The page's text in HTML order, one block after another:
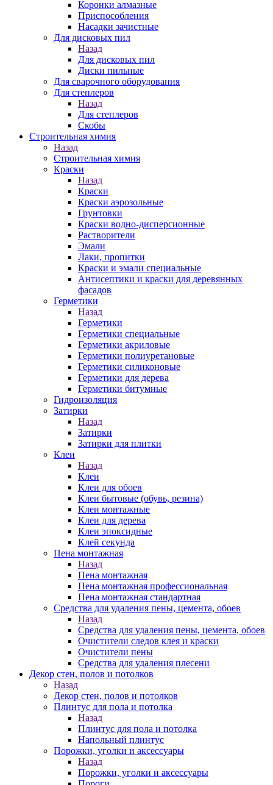
Коронки алмазные
Приспособления
Насадки зачистные
Для дисковых пил
Назад
Для дисковых пил
Диски пильные
Для сварочного оборудования
Для степлеров
Назад
Для степлеров
Скобы
Строительная химия
Назад
Строительная химия
Краски
Назад
Краски
Краски аэрозольные
Грунтовки
Краски водно-дисперсионные
Растворители
Эмали
Лаки, пропитки
Краски и эмали специальные
Антисептики и краски для деревянных
фасадов
Герметики
Назад
Герметики
Герметики специальные
Герметики акриловые
Герметики полиуретановые
Герметики силиконовые
Герметики для дерева
Герметики битумные
Гидроизоляция
Затирки
Назад
Затирки
Затирки для плитки
Клеи
Назад
Клеи
Клеи для обоев
Клеи бытовые (обувь, резина)
Клеи монтажные
Клеи для дерева
Клеи эпоксидные
Клей секунда
Пена монтажная
Назад
Пена монтажная
Пена монтажная профессиональная
Пена монтажная стандартная
Средства для удаления пены, цемента, обоев
Назад
Средства для удаления пены, цемента, обоев
Очистители следов клея и краски
Очистители пены
Средства для удаления плесени
Декор стен, полов и потолков
Назад
Декор стен, полов и потолков
Плинтус для пола и потолка
Назад
Плинтус для пола и потолка
Напольный плинтус
Порожки, уголки и аксессуары
Назад
Порожки, уголки и аксессуары